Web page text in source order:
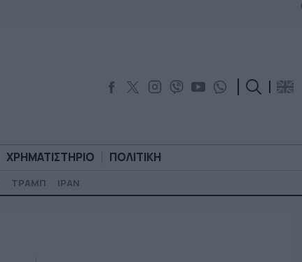
ΧΡΗΜΑΤΙΣΤΗΡΙΟ ΠΟΛΙΤΙΚΗ
ΤΡΑΜΠ ΙΡΑΝ